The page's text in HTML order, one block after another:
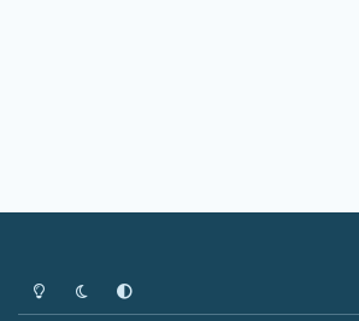
Heldere modus
Donkere modus
Systeemvoorkeur